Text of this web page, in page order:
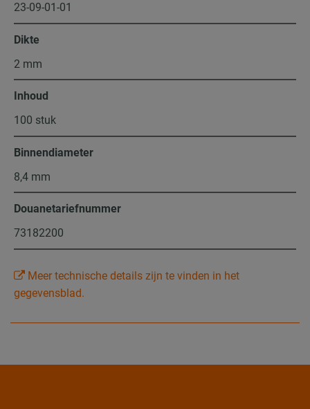
23-09-01-01
Dikte
2 mm
Inhoud
100 stuk
Binnendiameter
8,4 mm
Douanetariefnummer
73182200
Meer technische details zijn te vinden in het
gegevensblad.